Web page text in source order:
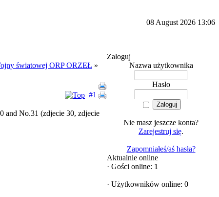
08 August 2026 13:06
światowej ORP ORZEŁ »
#1
and No.31 (zdjecie 30, zdjecie
Zaloguj
Nazwa użytkownika
Hasło
Nie masz jeszcze konta?
Zarejestruj się.
Zapomniałeś/aś hasła?
Aktualnie online
· Gości online: 1
· Użytkowników online: 0